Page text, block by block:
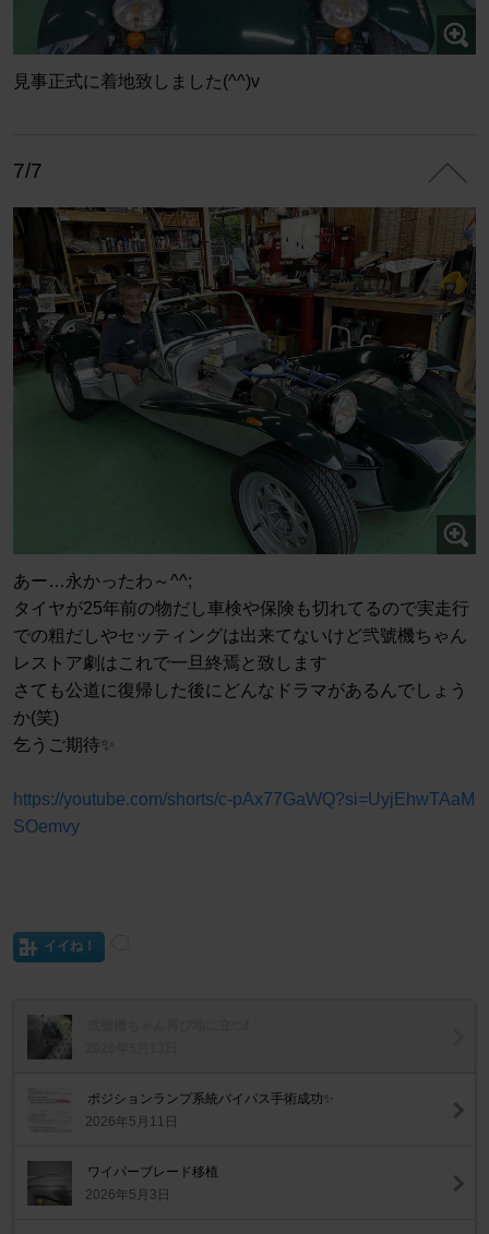
見事正式に着地致しました(^^)v
7/7
あー…永かったわ～^^;
タイヤが25年前の物だし車検や保険も切れてるので実走行
での粗だしやセッティングは出来てないけど弐號機ちゃん
レストア劇はこれで一旦終焉と致します
さても公道に復帰した後にどんなドラマがあるんでしょう
か(笑)
乞うご期待✨
https://youtube.com/shorts/c-pAx77GaWQ?si=UyjEhwTAaM
SOemvy
イイね！
ポジションランプ系統バイパス手術成功✨
2026年5月11日
ワイパーブレード移植
2026年5月3日